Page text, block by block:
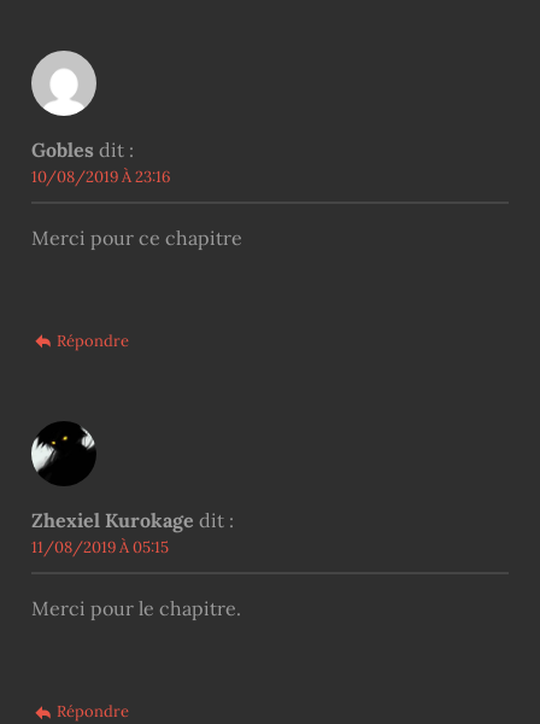
Gobles dit :
10/08/2019 À 23:16
Merci pour ce chapitre
Répondre
Zhexiel Kurokage dit :
11/08/2019 À 05:15
Merci pour le chapitre.
Répondre